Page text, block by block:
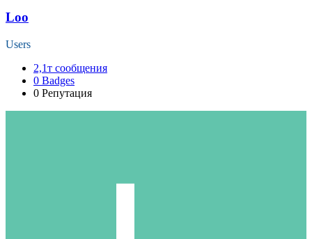
Loo
Users
2,1т сообщения
0 Badges
0 Репутация